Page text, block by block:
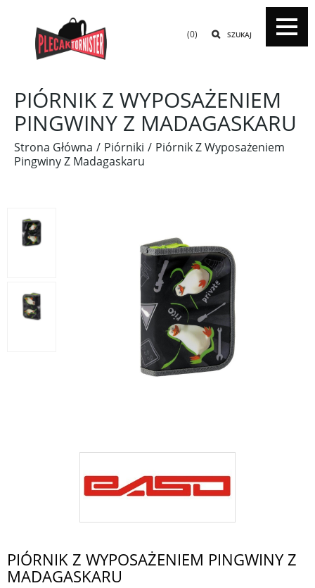
SZUKAJ
(0)
PIÓRNIK Z WYPOSAŻENIEM
PINGWINY Z MADAGASKARU
Strona Główna Piórniki
Piórnik Z Wyposażeniem
Pingwiny Z Madagaskaru
PIÓRNIK Z WYPOSAŻENIEM PINGWINY Z
MADAGASKARU